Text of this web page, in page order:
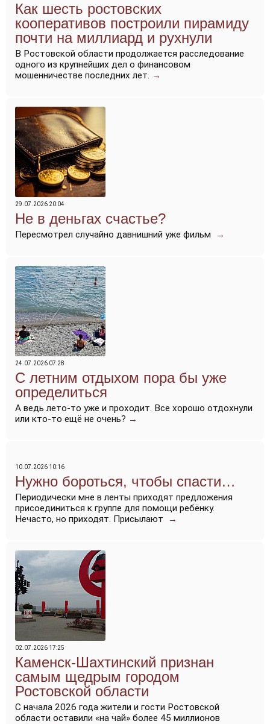
Как шесть ростовских
кооперативов построили пирамиду
почти на миллиард и рухнули
В Ростовской области продолжается расследование
одного из крупнейших дел о финансовом
мошенничестве последних лет. →
29.07.2026 20:04
Не в деньгах счастье?
Пересмотрел случайно давнишний уже фильм →
24.07.2026 07:28
С летним отдыхом пора бы уже
определиться
А ведь лето-то уже и проходит. Все хорошо отдохнули
или кто-то ещё не очень? →
10.07.2026 10:16
Нужно бороться, чтобы спасти…
Периодически мне в ленты приходят предложения
присоединиться к группе для помощи ребёнку.
Нечасто, но приходят. Присылают
→
02.07.2026 17:25
Каменск-Шахтинский признан
самым щедрым городом
Ростовской области
С начала 2026 года жители и гости Ростовской
области оставили «на чай» более 45 миллионов